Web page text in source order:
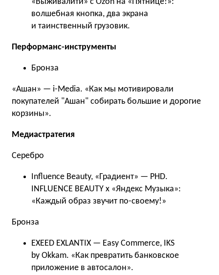
«Выживалити» с Ozon на «Пятнице!»:
волшебная кнопка, два экрана
и таинственный грузовик.
Перформанс-инструменты
Бронза
«Ашан» — i-Media. «Как мы мотивировали
покупателей "Ашан" собирать большие и дорогие
корзины».
Медиастратегия
Серебро
Influence Beauty, «Градиент» — PHD.
INFLUENCE BEAUTY x «Яндекс Музыка»:
«Каждый образ звучит по-своему!»
Бронза
EXEED EXLANTIX — Easy Commerce, IKS
by Okkam. «Как превратить банковское
приложение в автосалон».